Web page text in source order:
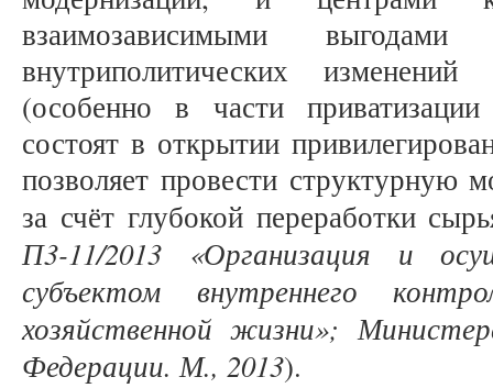
взаимозависимыми
внутриполитических изменений
(особенно в части
состоят в открытии
позволяет провести структурную
за счёт глубокой переработки
П3-11/2013 «Организация и
субъектом внутреннего
хозяйственной жизни»;
Федерации. М., 2013).